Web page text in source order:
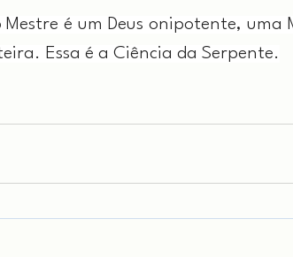
é um Deus onipotente, uma
Essa é a Ciência da Serpente.